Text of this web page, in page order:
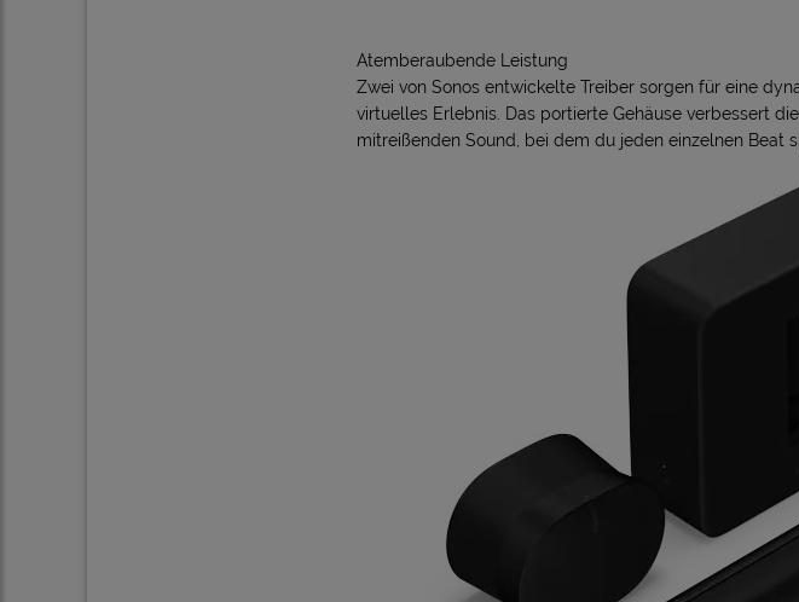
Atemberaubende Leistung
Zwei von Sonos entwickelte Treiber sorgen für eine
virtuelles Erlebnis. Das portierte Gehäuse verbessert
mitreißenden Sound, bei dem du jeden einzelnen Beat